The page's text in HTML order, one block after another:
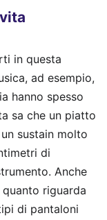
in questa
ad esempio,
hanno spesso
sa che un piatto
sustain molto
di
Anche
riguarda
di pantaloni